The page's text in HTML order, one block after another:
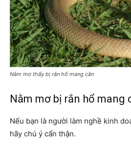
Nằm mơ thấy bị rắn hổ mang cắn
Nằm mơ bị rắn hổ mang
Nếu bạn là người làm nghề kinh
hãy chú ý cẩn thận.